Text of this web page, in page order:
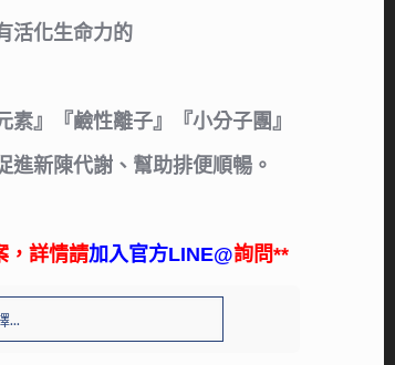
活化生命力的
素』『鹼性離子』『小分子團』
進新陳代謝、幫助排便順暢。
，詳情請加入官方LINE@詢問**